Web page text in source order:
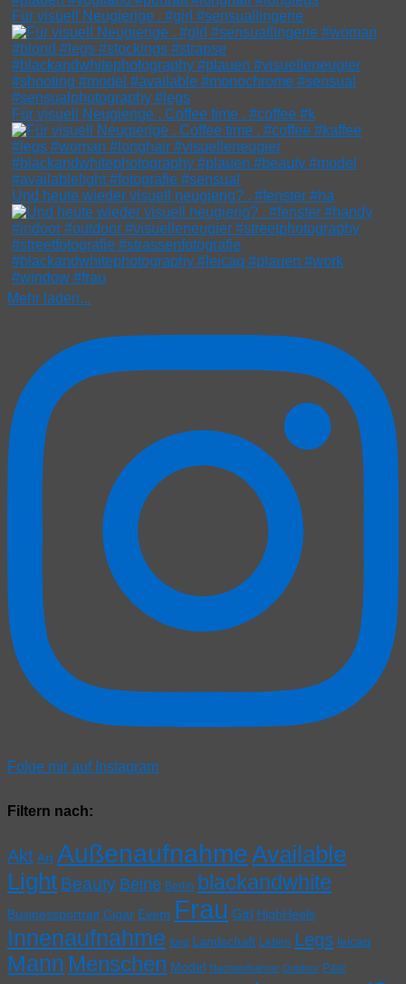
Für visuell Neugierige . #girl #sensuallingerie
Für visuell Neugierige . Coffee time . #coffee #k
Und heute wieder visuell neugierig? . #fenster #ha
Mehr laden...
Folge mir auf Instagram
Filtern nach:
Akt Art AußenaufnahmeAvailable
Light Beauty Beine Berlin blackandwhite
Businessportrait Cigar Event Frau Girl HighHeels
Innenaufnahme Kind Landschaft Leben Legs leicaq
Mann Menschen Model Nachtaufnahme Outdoor Paar